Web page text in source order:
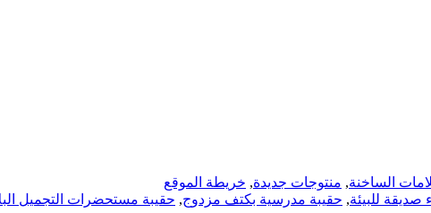
الساخنة, منتوجات جديدة, خريطة الموقع
صديقة للبيئة, حقيبة مدرسية بكتف مزدوج, حقيبة مستحضرات التجميل